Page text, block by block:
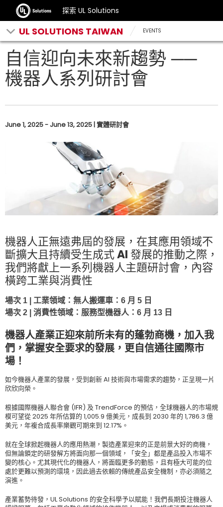
探索 UL Solutions
UL SOLUTIONS TAIWAN EVENTS
自信迎向未來新趨勢 ──
機器人系列研討會
June 1, 2025 - June 13, 2025 | 實體研討會
機器人正無遠弗屆的發展，在其應用領域不
斷擴大且持續受生成式 AI 發展的推動之際，
我們將獻上一系列機器人主題研討會，內容
橫跨工業與消費性
場次 1 | 工業領域：無人搬運車：6 月 5 日
場次 2 | 消費性領域：服務型機器人：6 月 13 日
機器人產業正迎來前所未有的蓬勃商機，加入我
們，掌握安全要求的發展，更自信通往國際市
場！
如今機器人產業的發展，受到創新 AI 技術與市場需求的趨勢，正呈現一片
欣欣向榮。
根據國際機器人聯合會 (IFR) 及 TrendForce 的預估，全球機器人的市場規
模可望從 2025 年所估算的 1,005.9 億美元，成長到 2030 年的 1,786.3 億
美元，年複合成長率樂觀可期來到 12.17%。
就在全球掀起機器人的應用熱潮，製造產業迎來的正是前景大好的商機，
但無論鎖定的研發解方將面向那一個領域，「安全」都是產品投入市場不
變的核心。尤其現代化的機器人，將面臨更多的動態，且有極大可能的位
處於更難以預測的環境，因此過去依賴的傳統產品安全機制，亦必須隨之
演進。
產業蓄勢待發，UL Solutions 的安全科學予以賦能！我們長期投注機器人